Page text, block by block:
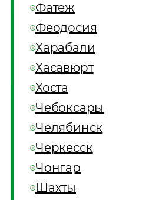
Фатеж
Феодосия
Харабали
Хасавюрт
Хоста
Чебоксары
Челябинск
Черкесск
Чонгар
Шахты